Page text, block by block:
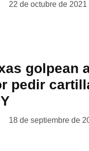
22 de octubre de 2021
golpean
pedir
18 de septiembre de